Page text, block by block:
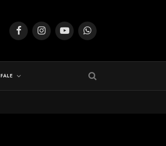
FacebookInstagramYouTubeWhatsApp
FALE